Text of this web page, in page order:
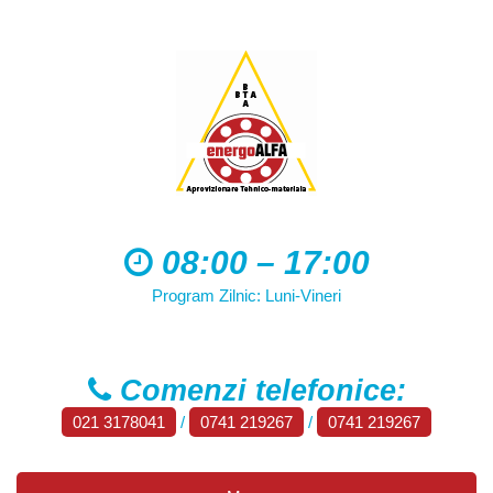
08:00 – 17:00
Program Zilnic: Luni-Vineri
Comenzi telefonice:
021 3178041 / 0741 219267 / 0741 219267